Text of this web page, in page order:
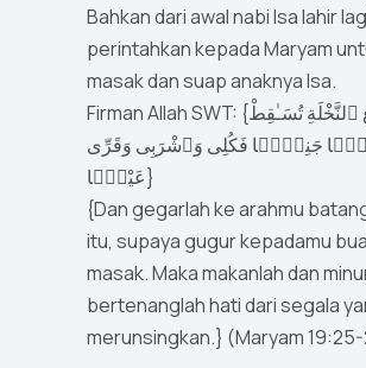
Bahkan dari awal nabi Isa lahir
perintahkan kepada Maryam
masak dan suap anaknya Isa.
Firman Allah SWT: {وَهُزِّىٓ إِلَيْكِ بِجِذْعِ ٱلنَّخْلَةِ تُسَـٰقِطْ
جَنِيًّۭا فَكُلِى وَٱشْرَبِى وَقَرِّى
عَيْنًۭا}
{Dan gegarlah ke arahmu
itu, supaya gugur kepadamu
masak. Maka makanlah dan
bertenanglah hati dari segala
merunsingkan.} (Maryam